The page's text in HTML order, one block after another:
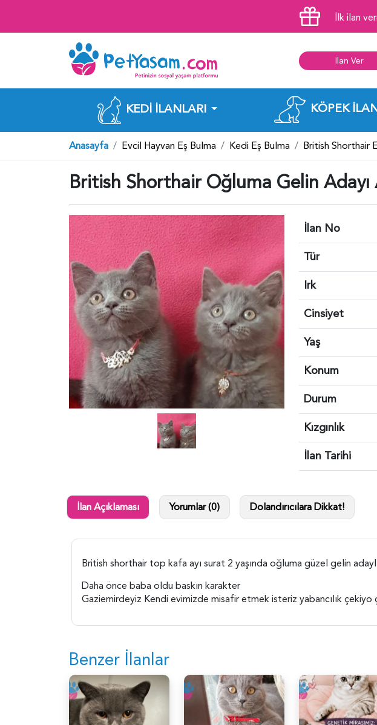
İlk ilan
İlan Ver
KEDI İLANLARI KÖPEK
Anasayfa Evcil Hayvan Eş Bulma Kedi Eş Bulma British Shorthair
British Shorthair Oğluma Gelin Adayı
İlan No
Tür
Irk
Cinsiyet
Yaş
Konum
Durum
Kızgınlık
İlan Tarihi
İlan Açıklaması Yorumlar (0) Dolandırıcılara Dikkat!
British shorthair top kafa ayı surat 2 yaşında oğluma güzel gelin
Daha önce baba oldu baskın karakter
Gaziemirdeyiz Kendi evimizde misafir etmek isteriz yabancılık çekiyo
Benzer İlanlar